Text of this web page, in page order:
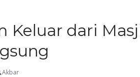
Keluar dari
Akbar